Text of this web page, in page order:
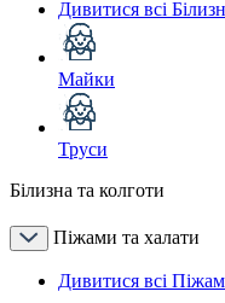
Дивитися всі
Майки
Труси
Білизна та колготи
Піжами та халати
Дивитися всі